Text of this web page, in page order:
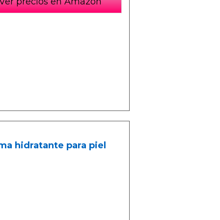
hidratante para piel